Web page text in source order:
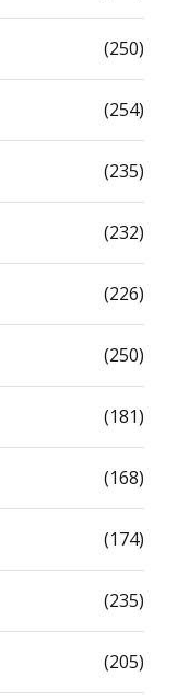
(250)
(254)
(235)
(232)
(226)
(250)
(181)
(168)
(174)
(235)
(205)